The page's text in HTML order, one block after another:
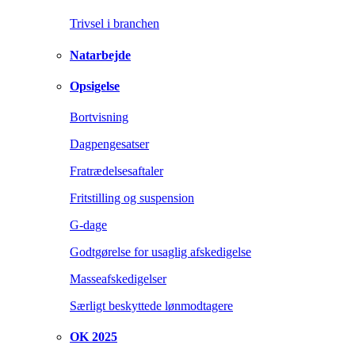
Trivsel i branchen
Natarbejde
Opsigelse
Bortvisning
Dagpengesatser
Fratrædelsesaftaler
Fritstilling og suspension
G-dage
Godtgørelse for usaglig afskedigelse
Masseafskedigelser
Særligt beskyttede lønmodtagere
OK 2025